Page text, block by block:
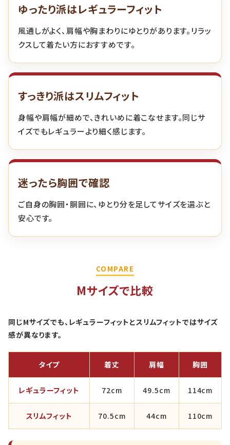
ゆったり派はレギュラーフィット
風通しがよく、肩幅や胸まわりにゆとりがあります。リラッ
クスして着たい方におすすめです。
すっきり派はスリムフィット
身幅や肩幅が細めで、きれいめに着こなせます。同じサ
イズでもレギュラーより細く感じます。
迷ったら胸囲で確認
ご自身の胸囲・胴囲に、ゆとり分を足してサイズを選ぶと
安心です。
COMPARE
Mサイズで比較
同じMサイズでも、レギュラーフィットとスリムフィットではサイズ
感が異なります。
タイプ 着丈 肩幅 胸囲
レギュラーフィット 72cm 49.5cm 114cm
スリムフィット 70.5cm 44cm 110cm